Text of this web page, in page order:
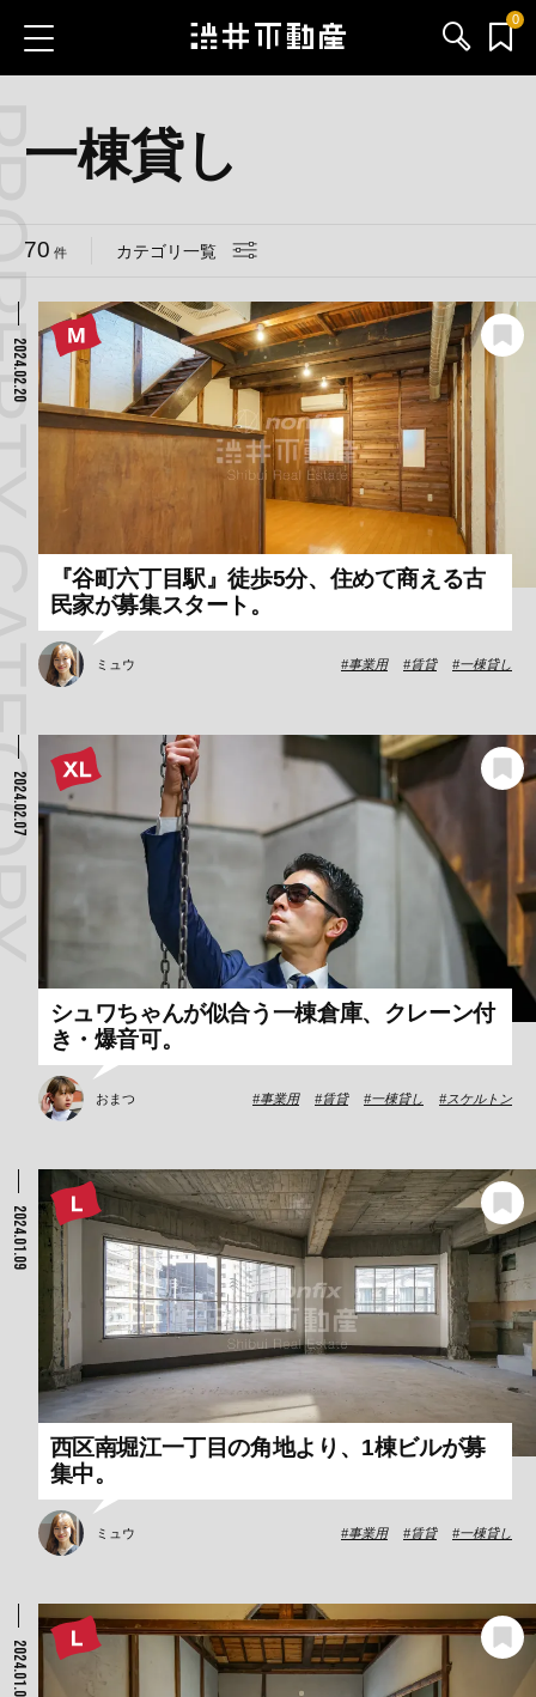
0
渋井不動産のメンバー
会社情報
一棟貸し
70 件 カテゴリ一覧
2024.02.20
『谷町六丁目駅』徒歩5分、住めて商える古
民家が募集スタート。
ミュウ 事業用 賃貸 一棟貸し
2024.02.07
シュワちゃんが似合う一棟倉庫、クレーン付
き・爆音可。
おまつ 事業用 賃貸 一棟貸し スケルトン
2024.01.09
西区南堀江一丁目の角地より、1棟ビルが募
集中。
ミュウ 事業用 賃貸 一棟貸し
2024.01.01